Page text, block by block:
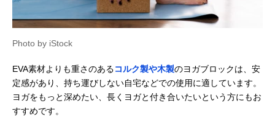
Photo by iStock
EVA素材よりも重さのあるコルク製や木製のヨガブロックは、安
定感があり、持ち運びしない自宅などでの使用に適しています。
ヨガをもっと深めたい、長くヨガと付き合いたいという方にもお
すすめです。